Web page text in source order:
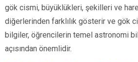
gök cismi, büyüklükleri, şekilleri ve
diğerlerinden farklılık gösterir ve gök
bilgiler, öğrencilerin temel astronomi
açısından önemlidir.